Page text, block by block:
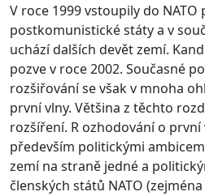
V roce 1999 vstoupily do NATO
postkomunistické státy a v
uchází dalších devět zemí.
pozve v roce 2002. Současné
rozšiřování se však v mnoha
první vlny. Většina z těchto
rozšíření. R ozhodování o
především politickými
zemí na straně jedné a
členských států NATO